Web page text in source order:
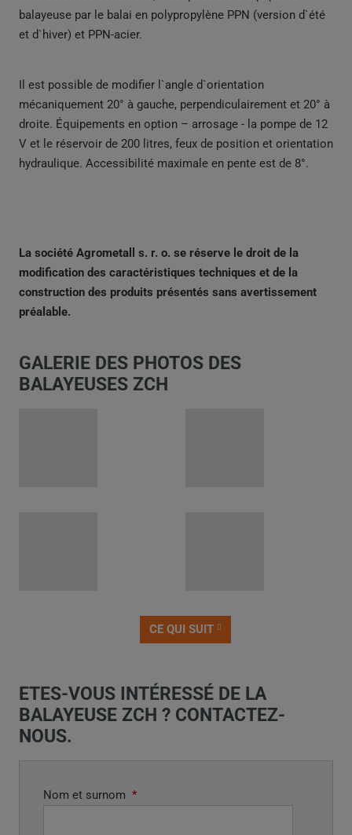
balayeuse par le balai en polypropylène PPN (version d`été
et d`hiver) et PPN-acier.
Il est possible de modifier l`angle d`orientation
mécaniquement 20° à gauche, perpendiculairement et 20° à
droite. Équipements en option – arrosage - la pompe de 12
V et le réservoir de 200 litres, feux de position et orientation
hydraulique. Accessibilité maximale en pente est de 8°.
La société Agrometall s. r. o. se réserve le droit de la
modification des caractéristiques techniques et de la
construction des produits présentés sans avertissement
préalable.
GALERIE DES PHOTOS DES
BALAYEUSES ZCH
PRÉCÉDENT
CE QUI SUIT
ETES-VOUS INTÉRESSÉ DE LA
BALAYEUSE ZCH ? CONTACTEZ-
NOUS.
Nom et surnom *